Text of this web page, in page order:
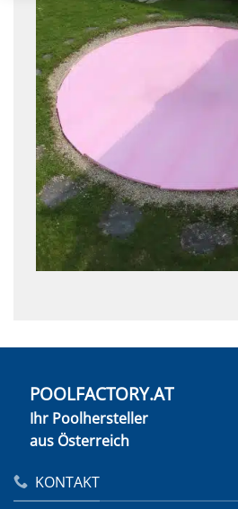
POOLFACTORY.AT
Ihr Poolhersteller
aus Österreich
KONTAKT